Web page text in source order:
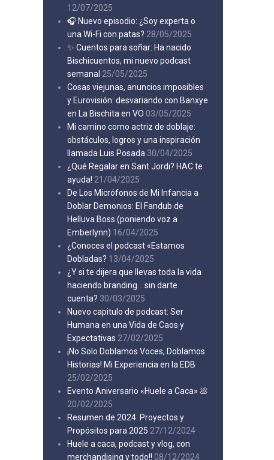
12/07/2025
🎧 Nuevo episodio: ¿Soy experta o
una Wi-Fi con patas? 28/05/2025
✨ Cuentos para soñar: Ha nacido
Bischicuentos, mi nuevo podcast
semanal 25/05/2025
Cosas viejunas, anuncios imposibles
y Eurovisión: desvariando con Banxye
en La Bischita en VO 03/05/2025
Mi camino como actriz de doblaje:
obstáculos, logros y una inspiración
llamada Luis Posada 30/04/2025
¿Qué Regalar en Sant Jordi? HAC te
ayuda! 21/04/2025
De Los Micrófonos de Mi Infancia a
Doblar Demonios: El Fandub de
Helluva Boss (poniendo voz a
Emberlynn) 16/04/2025
¿Conoces el podcast «Estamos
Dobladas? 13/04/2025
¿Y si te dijera que llevas toda la vida
haciendo branding… sin darte
cuenta? 30/03/2025
Nuevo capitulo de podcast: Ser
Humana en una Vida de Caos y
Expectativas 27/02/2025
¡No Solo Doblamos Voces, Doblamos
Historias! Mi Experiencia en la EDB
25/02/2025
Evento Aniversario «Huele a Caca» 💩
20/02/2025
Resumen de 2024: Proyectos y
Propósitos para 2025 27/12/2024
Huele a caca, podcast y vlog, con
merchandising y todo!! 08/12/2024